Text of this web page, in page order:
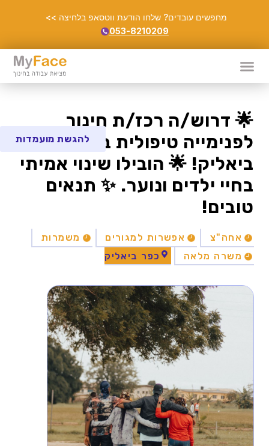
מחפשים עובדים? שלחו הודעת ווטסאפ בלחיצה >>
053-8210209
🌟 דרוש/ה רכז/ת חינוך
לפנימייה טיפולית בכפר
ביאליק! 🌟 הובילו שינוי אמיתי
בחיי ילדים ונוער. ✨ תנאים
טובים!
אחה"צ אפשרות למגורים
משמרות
משרה מלאה
כפר ביאליק
להגשת מועמדות